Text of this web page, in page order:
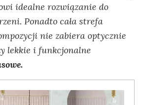
idealne rozwiązanie do
Ponadto cała strefa
nie zabiera optycznie
lekkie i funkcjonalne